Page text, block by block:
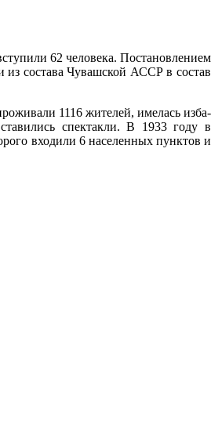
62 человека. Постановлением
состава Чувашской АССР в состав
1116 жителей, имелась изба-
спектакли. В 1933 году в
входили 6 населенных пунктов и